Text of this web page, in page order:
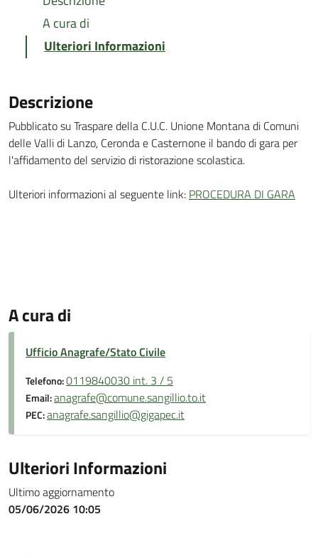
A cura di
Ulteriori Informazioni
Descrizione
Pubblicato su Traspare della C.U.C. Unione Montana di Comuni
delle Valli di Lanzo, Ceronda e Casternone il bando di gara per
l'affidamento del servizio di ristorazione scolastica.
Ulteriori informazioni al seguente link: PROCEDURA DI GARA
A cura di
Ufficio Anagrafe/Stato Civile
Telefono:0119840030 int. 3 / 5
Email:anagrafe@comune.sangillio.to.it
PEC:anagrafe.sangillio@gigapec.it
Ulteriori Informazioni
Ultimo aggiornamento
05/06/2026 10:05